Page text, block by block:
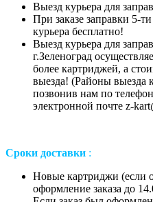
Выезд курьера для
При заказе заправки 5-
курьера бесплатно!
Выезд курьера для
г.Зеленоград
более картриджей, а
выезда! (Районы выезда
позвонив нам по
электронной почте z-
Сроки доставки :
Новые картриджи (если
оформление заказа до